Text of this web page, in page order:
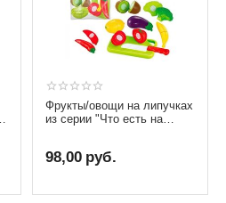
Фрукты/овощи на липучках
из серии "Что есть на
98,00 руб.